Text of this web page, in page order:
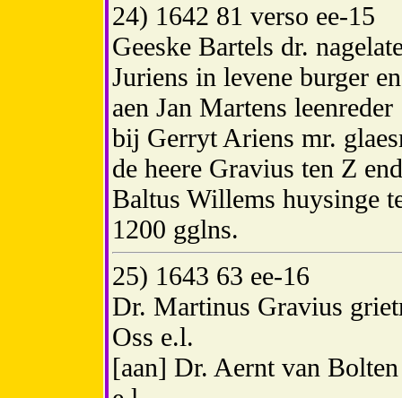
24) 1642 81 verso ee-15
Geeske Bartels dr.
Juriens in levene burger
aen Jan Martens
bij Gerryt Ariens mr.
de heere Gravius ten Z
Baltus Willems huysinge
1200 gglns.
25) 1643 63 ee-16
Dr. Martinus Gravius
Oss e.l.
[aan] Dr. Aernt van